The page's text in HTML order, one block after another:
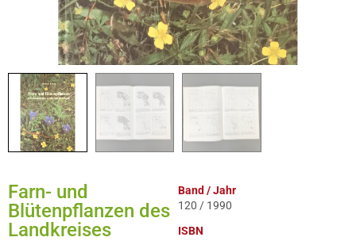
Farn- und
Blütenpflanzen des
Landkreises
Band / Jahr
120 / 1990
ISBN